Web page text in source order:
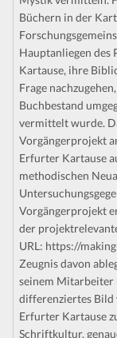
Büchern in der
Hauptanliegen
Kartause, ihre
Frage
Buchbestand
vermittelt wurde.
Vorgängerprojekt
Erfurter Kartause
methodischen
Vorgängerprojekt
der
URL: https://
Zeugnis davon
seinem Mitarbeiter
differenziertes Bild
Erfurter Kartause
Schriftkultur,